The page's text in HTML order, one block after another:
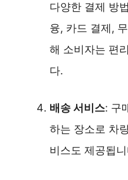
다양한 결제 방
융, 카드 결제,
해 소비자는 편
다.
배송 서비스: 구
하는 장소로 차
비스도 제공됩